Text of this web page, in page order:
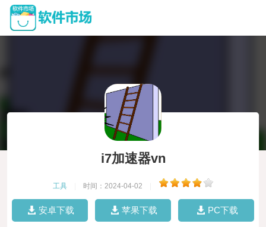
i7加速器vn
工具 时间：2024-04-02
安卓下载 苹果下载 PC下载